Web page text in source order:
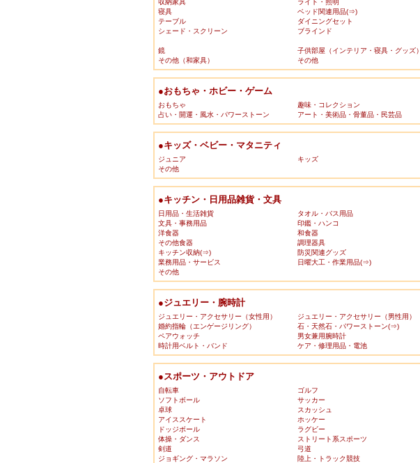
収納家具 ライト・照明
寝具
ベッド関連用品(⇒)
テーブル
ダイニングセット
シェード・スクリーン
ブラインド
鏡
子供部屋（インテリア・寝具・グッズ）
その他（和家具）
その他
●おもちゃ・ホビー・ゲーム
おもちゃ 趣味・コレクション
占い・開運・風水・パワーストーン
アート・美術品・骨董品・民芸品
●キッズ・ベビー・マタニティ
ジュニア キッズ
その他
●キッチン・日用品雑貨・文具
日用品・生活雑貨 タオル・バス用品
文具・事務用品
印鑑・ハンコ
洋食器
和食器
その他食器
調理器具
キッチン収納(⇒)
防災関連グッズ
業務用品・サービス
日曜大工・作業用品(⇒)
その他
●ジュエリー・腕時計
ジュエリー・アクセサリー（女性用） ジュエリー・アクセサリー（男性用）
婚約指輪（エンゲージリング）
石・天然石・パワーストーン(⇒)
ペアウォッチ
男女兼用腕時計
時計用ベルト・バンド
ケア・修理用品・電池
●スポーツ・アウトドア
自転車 ゴルフ
ソフトボール
サッカー
卓球
スカッシュ
アイススケート
ホッケー
ドッジボール
ラグビー
体操・ダンス
ストリート系スポーツ
剣道
弓道
ジョギング・マラソン
陸上・トラック競技